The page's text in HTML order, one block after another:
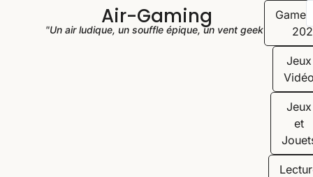
Air-Gaming
"Un air ludique, un souffle épique, un vent geek"
Jeux
Jeux
et